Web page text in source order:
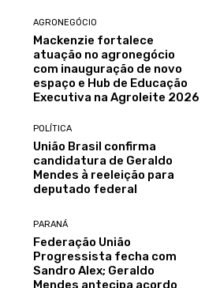
AGRONEGÓCIO
Mackenzie fortalece
atuação no agronegócio
com inauguração de novo
espaço e Hub de Educação
Executiva na Agroleite 2026
POLÍTICA
União Brasil confirma
candidatura de Geraldo
Mendes à reeleição para
deputado federal
PARANÁ
Federação União
Progressista fecha com
Sandro Alex; Geraldo